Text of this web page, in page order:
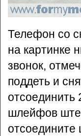
Телефон со
на картинке
звонок,
поддеть и
шлейфов